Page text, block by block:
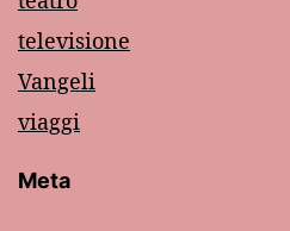
televisione
Vangeli
viaggi
Meta